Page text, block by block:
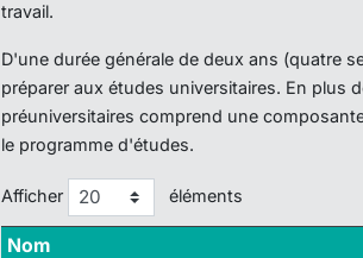
travail.
D'une durée générale de deux ans (quatre
préparer aux études universitaires. En plus
préuniversitaires comprend une
le programme d'études.
Afficher éléments
Nom